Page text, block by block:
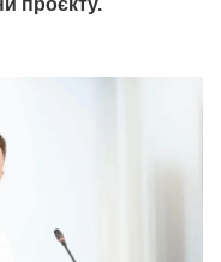
проєкту.